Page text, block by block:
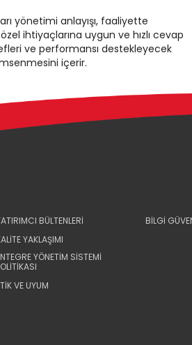
yönetimi anlayışı, faaliyette
ihtiyaçlarına uygun ve hızlı cevap
ve performansı destekleyecek
içerir.
BÜLTENLERİ
YAKLAŞIMI
YÖNETİM SİSTEMİ
VE UYUM
BİLGİ